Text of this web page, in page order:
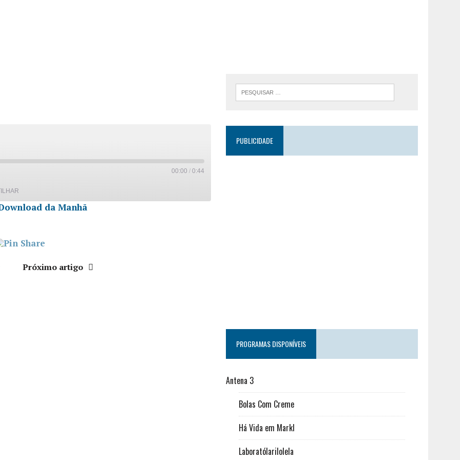
00:00 / 0:44
da Manhã
Próximo artigo
PUBLICIDADE
PROGRAMAS DISPONÍVEIS
Antena 3
Bolas Com Creme
Há Vida em Markl
Laboratólarilolela